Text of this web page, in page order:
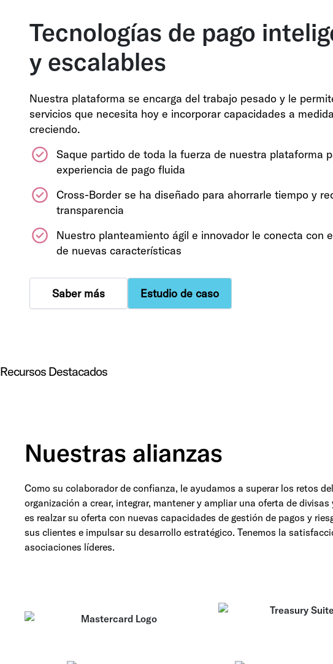
Tecnologías de pago
y escalables
Nuestra plataforma se encarga del trabajo pesado y le
servicios que necesita hoy e incorporar capacidades a
creciendo.
Saque partido de toda la fuerza de nuestra plataforma
experiencia de pago fluida
Cross-Border se ha diseñado para ahorrarle tiempo y
transparencia
Nuestro planteamiento ágil e innovador le conecta con
de nuevas características
Saber más Estudio de caso
Recursos Destacados
Nuestras alianzas
Como su colaborador de confianza, le ayudamos a superar los retos
organización a crear, integrar, mantener y ampliar una oferta de
es realzar su oferta con nuevas capacidades de gestión de pagos y
sus clientes e impulsar su desarrollo estratégico. Tenemos la
asociaciones líderes.